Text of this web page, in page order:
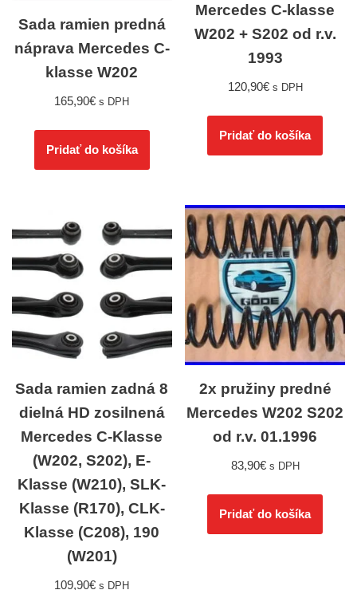
Sada ramien predná
náprava Mercedes C-
klasse W202
165,90€ s DPH
Pridať do košíka
Mercedes C-klasse
W202 + S202 od r.v.
1993
120,90€ s DPH
Pridať do košíka
Sada ramien zadná 8
dielná HD zosilnená
Mercedes C-Klasse
(W202, S202), E-
Klasse (W210), SLK-
Klasse (R170), CLK-
Klasse (C208), 190
(W201)
109,90€ s DPH
2x pružiny predné
Mercedes W202 S202
od r.v. 01.1996
83,90€ s DPH
Pridať do košíka